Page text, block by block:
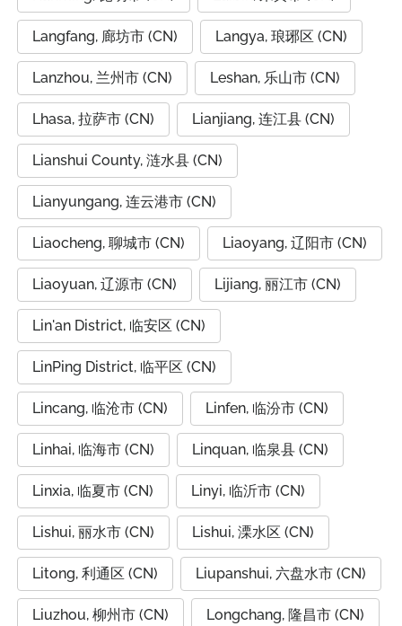
Langfang, 廊坊市 (CN) Langya, 琅琊区 (CN)
Lanzhou, 兰州市 (CN) Leshan, 乐山市 (CN)
Lhasa, 拉萨市 (CN) Lianjiang, 连江县 (CN)
Lianshui County, 涟水县 (CN)
Lianyungang, 连云港市 (CN)
Liaocheng, 聊城市 (CN) Liaoyang, 辽阳市 (CN)
Liaoyuan, 辽源市 (CN) Lijiang, 丽江市 (CN)
Lin'an District, 临安区 (CN)
LinPing District, 临平区 (CN)
Lincang, 临沧市 (CN) Linfen, 临汾市 (CN)
Linhai, 临海市 (CN) Linquan, 临泉县 (CN)
Linxia, 临夏市 (CN) Linyi, 临沂市 (CN)
Lishui, 丽水市 (CN) Lishui, 溧水区 (CN)
Litong, 利通区 (CN) Liupanshui, 六盘水市 (CN)
Liuzhou, 柳州市 (CN) Longchang, 隆昌市 (CN)